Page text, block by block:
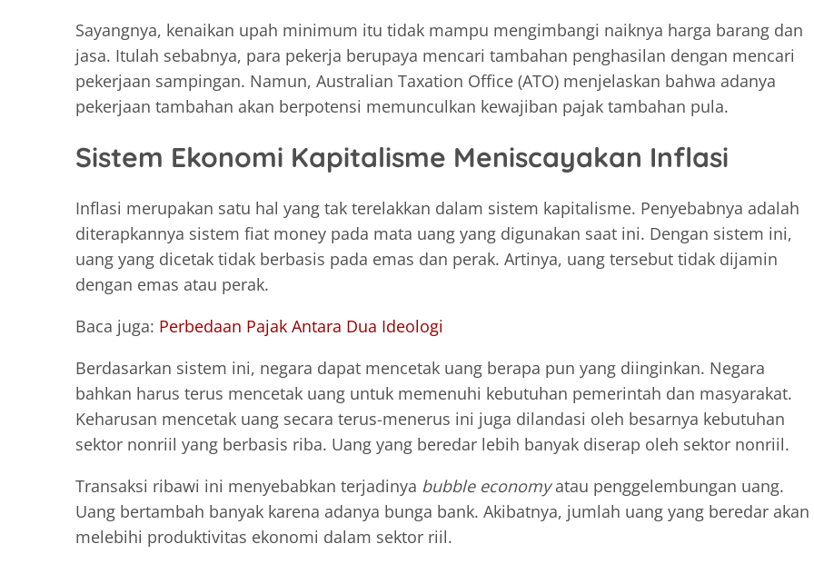
Sayangnya, kenaikan upah minimum itu tidak mampu mengimbangi naiknya harga barang dan
jasa. Itulah sebabnya, para pekerja berupaya mencari tambahan penghasilan dengan mencari
pekerjaan sampingan. Namun, Australian Taxation Office (ATO) menjelaskan bahwa adanya
pekerjaan tambahan akan berpotensi memunculkan kewajiban pajak tambahan pula.
Sistem Ekonomi Kapitalisme Meniscayakan Inflasi
Inflasi merupakan satu hal yang tak terelakkan dalam sistem kapitalisme. Penyebabnya adalah
diterapkannya sistem fiat money pada mata uang yang digunakan saat ini. Dengan sistem ini,
uang yang dicetak tidak berbasis pada emas dan perak. Artinya, uang tersebut tidak dijamin
dengan emas atau perak.
Baca juga: Perbedaan Pajak Antara Dua Ideologi
Berdasarkan sistem ini, negara dapat mencetak uang berapa pun yang diinginkan. Negara
bahkan harus terus mencetak uang untuk memenuhi kebutuhan pemerintah dan masyarakat.
Keharusan mencetak uang secara terus-menerus ini juga dilandasi oleh besarnya kebutuhan
sektor nonriil yang berbasis riba. Uang yang beredar lebih banyak diserap oleh sektor nonriil.
Transaksi ribawi ini menyebabkan terjadinya bubble economyatau penggelembungan uang.
Uang bertambah banyak karena adanya bunga bank. Akibatnya, jumlah uang yang beredar akan
melebihi produktivitas ekonomi dalam sektor riil.